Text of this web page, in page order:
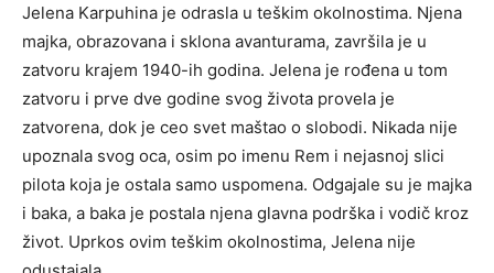
Jelena Karpuhina je odrasla u teškim okolnostima. Njena
majka, obrazovana i sklona avanturama, završila je u
zatvoru krajem 1940-ih godina. Jelena je rođena u tom
zatvoru i prve dve godine svog života provela je
zatvorena, dok je ceo svet maštao o slobodi. Nikada nije
upoznala svog oca, osim po imenu Rem i nejasnoj slici
pilota koja je ostala samo uspomena. Odgajale su je majka
i baka, a baka je postala njena glavna podrška i vodič kroz
život. Uprkos ovim teškim okolnostima, Jelena nije